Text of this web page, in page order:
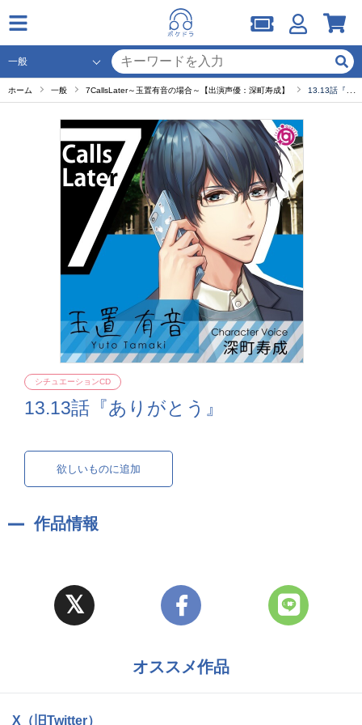
ホーム 一般 7CallsLater～玉置有音の場合～【出演声優：深町寿成】 13.13話『ありがとう』
13.13話『ありがとう』
シチュエーションCD
欲しいものに追加
作品情報
オススメ作品
X（旧Twitter）